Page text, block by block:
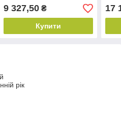
9 327,50₴
Купити
17
рік